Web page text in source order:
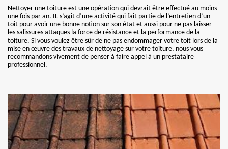
Nettoyer une toiture est une opération qui devrait être effectué au moins
une fois par an. IL s’agit d’une activité qui fait partie de l’entretien d’un
toit pour avoir une bonne notion sur son état et aussi pour ne pas laisser
les salissures attaques la force de résistance et la performance de la
toiture. Si vous voulez être sûr de ne pas endommager votre toit lors de la
mise en œuvre des travaux de nettoyage sur votre toiture, nous vous
recommandons vivement de penser à faire appel à un prestataire
professionnel.